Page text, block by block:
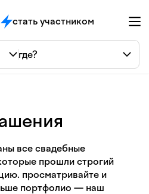
стать участником
все свадебные
прошли строгий
просматривайте и
портфолио — наш